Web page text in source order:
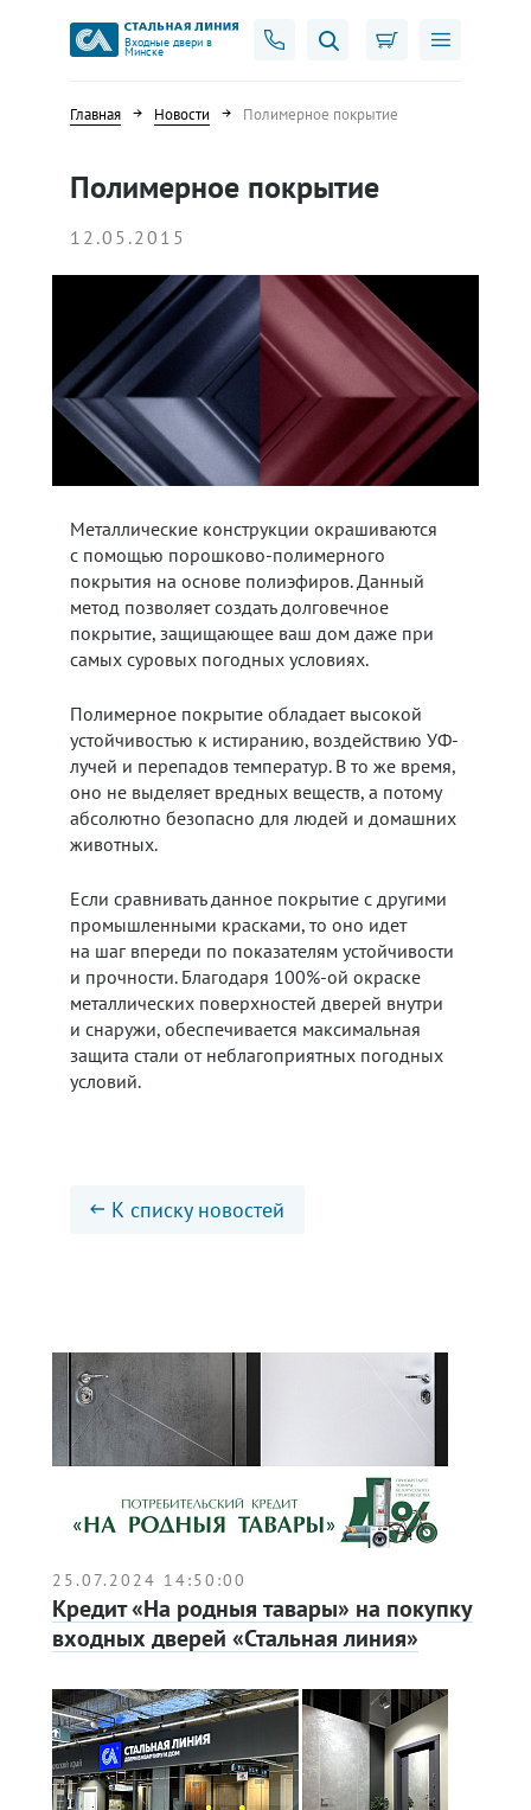
Входные двери в
Минске
Главная Новости Полимерное покрытие
Полимерное покрытие
12.05.2015
Металлические конструкции окрашиваются
с помощью порошково-полимерного
покрытия на основе полиэфиров. Данный
метод позволяет создать долговечное
покрытие, защищающее ваш дом даже при
самых суровых погодных условиях.
Полимерное покрытие обладает высокой
устойчивостью к истиранию, воздействию УФ-
лучей и перепадов температур. В то же время,
оно не выделяет вредных веществ, а потому
абсолютно безопасно для людей и домашних
животных.
Если сравнивать данное покрытие с другими
промышленными красками, то оно идет
на шаг впереди по показателям устойчивости
и прочности. Благодаря 100%-ой окраске
металлических поверхностей дверей внутри
и снаружи, обеспечивается максимальная
защита стали от неблагоприятных погодных
условий.
К списку новостей
25.07.2024 14:50:00
Кредит «На родныя тавары» на покупку
входных дверей «Стальная линия»